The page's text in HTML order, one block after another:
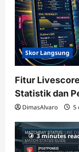
Skor Langsung
Fitur
Statistik dan
DimasAlvaro 5
3 minutes